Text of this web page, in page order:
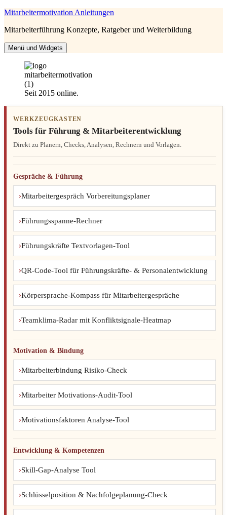
Zum
springen
Mitarbeitermotivation Anleitungen
Mitarbeiterführung Konzepte, Ratgeber und Weiterbildung
Menü und Widgets
Seit 2015 online.
WERKZEUGKASTEN
Tools für Führung & Mitarbeiterentwicklung
Direkt zu Planern, Checks, Analysen, Rechnern und Vorlagen.
Gespräche & Führung
Mitarbeitergespräch Vorbereitungsplaner
Führungsspanne-Rechner
Führungskräfte Textvorlagen-Tool
QR-Code-Tool für Führungskräfte- & Personalentwicklung
Körpersprache-Kompass für Mitarbeitergespräche
Teamklima-Radar mit Konfliktsignale-Heatmap
Motivation & Bindung
Mitarbeiterbindung Risiko-Check
Mitarbeiter Motivations-Audit-Tool
Motivationsfaktoren Analyse-Tool
Entwicklung & Kompetenzen
Skill-Gap-Analyse Tool
Schlüsselposition & Nachfolgeplanung-Check